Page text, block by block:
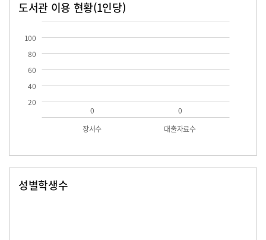
도서관 이용 현황(1인당)
20
40
60
80
100
장서수 대출자료수
0 0
성별학생수